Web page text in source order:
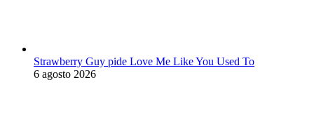
Strawberry Guy pide Love Me Like You Used To
6 agosto 2026